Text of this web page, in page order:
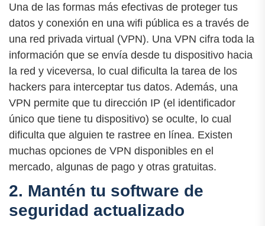
Una de las formas más efectivas de proteger tus
datos y conexión en una wifi pública es a través de
una red privada virtual (VPN). Una VPN cifra toda la
información que se envía desde tu dispositivo hacia
la red y viceversa, lo cual dificulta la tarea de los
hackers para interceptar tus datos. Además, una
VPN permite que tu dirección IP (el identificador
único que tiene tu dispositivo) se oculte, lo cual
dificulta que alguien te rastree en línea. Existen
muchas opciones de VPN disponibles en el
mercado, algunas de pago y otras gratuitas.
2. Mantén tu software de
seguridad actualizado